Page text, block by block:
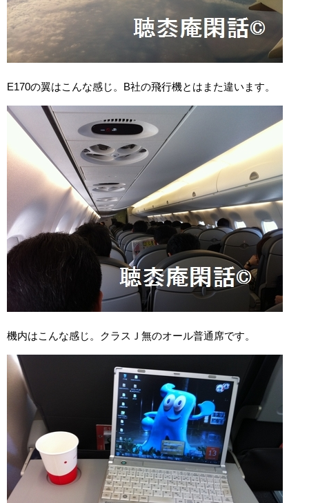
E170の翼はこんな感じ。B社の飛行機とはまた違います。
機内はこんな感じ。クラスＪ無のオール普通席です。